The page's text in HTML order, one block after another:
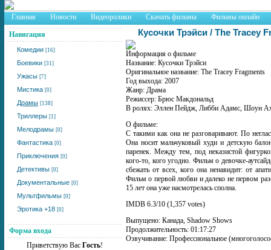
Главная Новости Видеоролики Скачать фильмы Фильмы онлайн
Навигация
Комедии [16]
Боевики [31]
Ужасы [7]
Мистика [0]
Драмы [138]
Триллеры [1]
Мелодрамы [0]
Фантастика [0]
Приключения [0]
Детективы [0]
Документальные [0]
Мультфильмы [0]
Эротика +18 [0]
Форма входа
Приветствую Вас Гость!
Кусочки Трэйси / The Tracey
Информация о фильме
Название: Кусочки Трэйси
Оригинальное название: The Tracey Fragments
Год выхода: 2007
Жанр: Драма
Режиссер: Брюс Макдональд
В ролях: Эллен Пейдж, Либби Адамс, Шоун
О фильме:
С такими как она не разговаривают. По
Она носит мальчуковый худи и детскую
паренек. Между тем, под неказистой
кого-то, кого угодно. Фильм о девочке-
сбежать от всех, кого она ненавидит: от
Фильм о первой любви и далеко не первом
15 лет она уже насмотрелась сполна.
IMDB 6.3/10 (1,357 votes)
Выпущено: Канада, Shadow Shows
Продолжительность: 01:17:27
Озвучивание: Профессиональное